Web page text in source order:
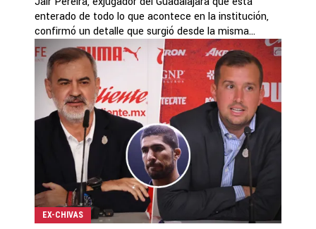
enterado de todo lo que acontece en la institución,
confirmó un detalle que surgió desde la misma...
EX-CHIVAS